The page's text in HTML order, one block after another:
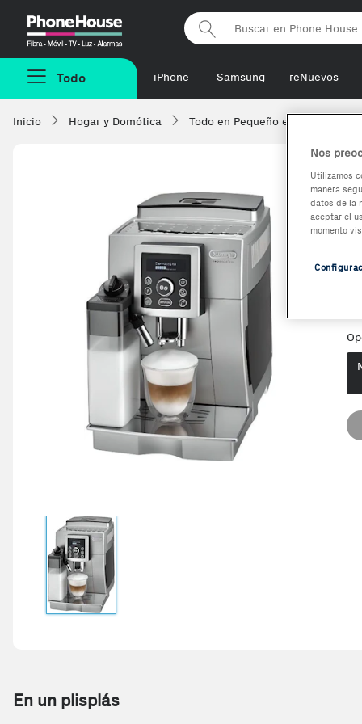
Phonehouse
Todo iPhone Samsung reNuevos
Inicio Hogar y Domótica Todo en Pequeño
En un plisplás
Nos
Utilizamos
manera
datos de la
aceptar el
momento